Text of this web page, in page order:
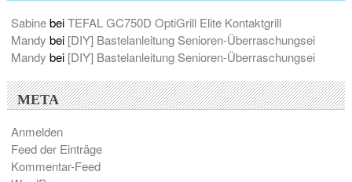
SabinebeiTEFAL GC750D OptiGrill Elite Kontaktgrill
Mandy bei [DIY] Bastelanleitung Senioren-Überraschungsei
Mandy bei [DIY] Bastelanleitung Senioren-Überraschungsei
META
Anmelden
Feed der Einträge
Kommentar-Feed